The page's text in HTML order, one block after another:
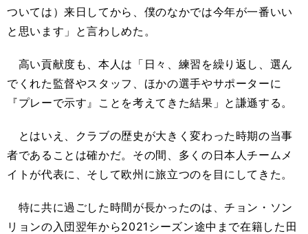
ついては）来日してから、僕のなかでは今年が一番いい
と思います」と言わしめた。
高い貢献度も、本人は「日々、練習を繰り返し、選ん
でくれた監督やスタッフ、ほかの選手やサポーターに
『プレーで示す』ことを考えてきた結果」と謙遜する。
とはいえ、クラブの歴史が大きく変わった時期の当事
者であることは確かだ。その間、多くの日本人チームメ
イトが代表に、そして欧州に旅立つのを目にしてきた。
特に共に過ごした時間が長かったのは、チョン・ソン
リョンの入団翌年から2021シーズン途中まで在籍した田